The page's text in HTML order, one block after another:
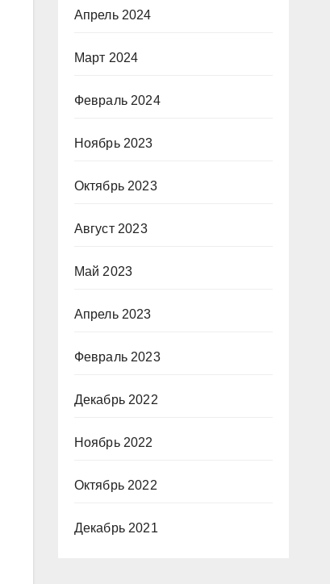
Апрель 2024
Март 2024
Февраль 2024
Ноябрь 2023
Октябрь 2023
Август 2023
Май 2023
Апрель 2023
Февраль 2023
Декабрь 2022
Ноябрь 2022
Октябрь 2022
Декабрь 2021